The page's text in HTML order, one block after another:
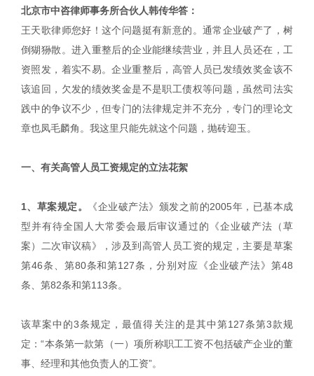
北京市中咨律师事务所合伙人韩传华答：
王天歌律师您好！这个问题挺有新意的。通常企业破产了，树
倒猢狲散。进入重整后的企业能继续营业，并且人员还在，工
资照发，着实不易。企业重整后，高管人员已发绩效奖金该不
该追回，欠发的绩效奖金是不是职工债权等问题，虽然司法实
践中的争议不少，但专门的法律规定并不充分，专门的理论文
章也凤毛麟角。我这里只能先就这个问题，抛砖迎玉。
一、有关高管人员工资规定的立法花絮
1、草案规定。
《企业破产法》颁发之前的2005年，已基本成
型并有待全国人大常委会最后审议通过的《企业破产法（草
案）二次审议稿》，涉及到高管人员工资的规定，主要是草案
第46条、第80条和第127条，分别对应《企业破产法》第48
条、第82条和第113条。
该草案中的3条规定，最值得关注的是其中第127条第3款规
定：“本条第一款第（一）项所称职工工资不包括破产企业的董
事、经理和其他负责人的工资”。